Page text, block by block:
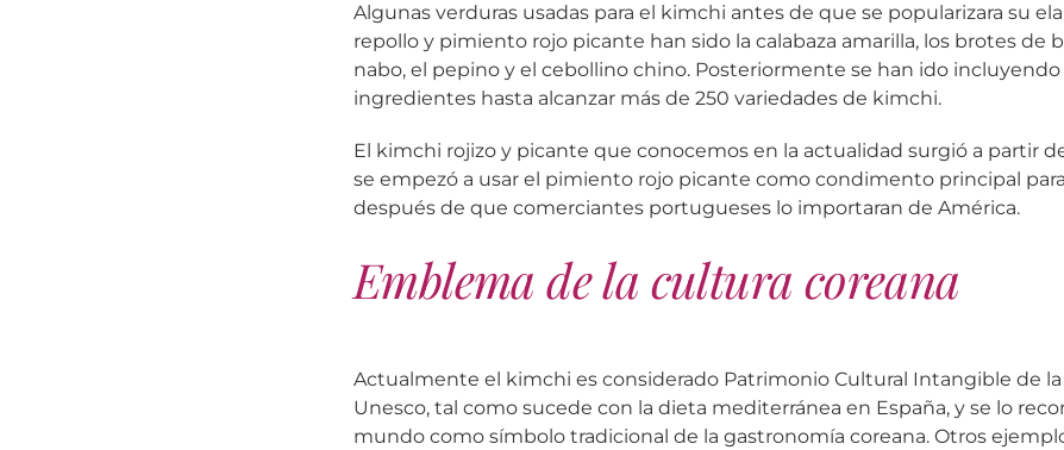
Algunas verduras usadas para el kimchi antes de que se popularizara su
repollo y pimiento rojo picante han sido la calabaza amarilla, los brotes de
nabo, el pepino y el cebollino chino. Posteriormente se han ido
ingredientes hasta alcanzar más de 250 variedades de kimchi.
El kimchi rojizo y picante que conocemos en la actualidad surgió a partir
se empezó a usar el pimiento rojo picante como condimento principal
después de que comerciantes portugueses lo importaran de América.
Emblema de la cultura coreana
Actualmente el kimchi es considerado Patrimonio Cultural Intangible de
Unesco, tal como sucede con la dieta mediterránea en España, y se lo
mundo como símbolo tradicional de la gastronomía coreana. Otros